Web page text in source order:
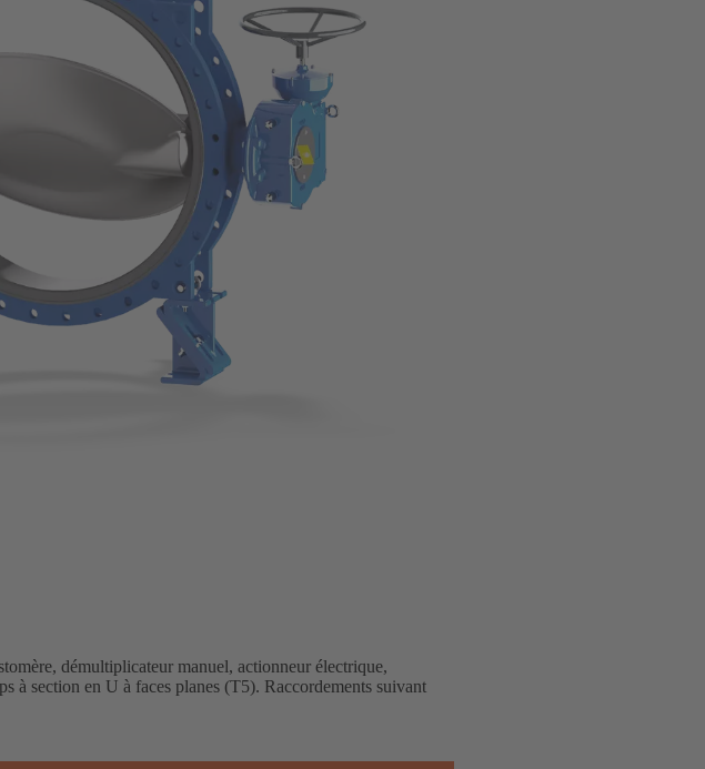
démultiplicateur manuel, actionneur électrique,
à section en U à faces planes (T5). Raccordements suivant